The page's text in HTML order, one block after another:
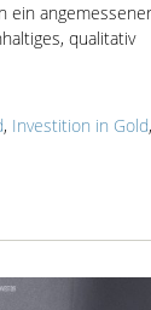
ein angemessener
qualitativ
, Investition in Gold,